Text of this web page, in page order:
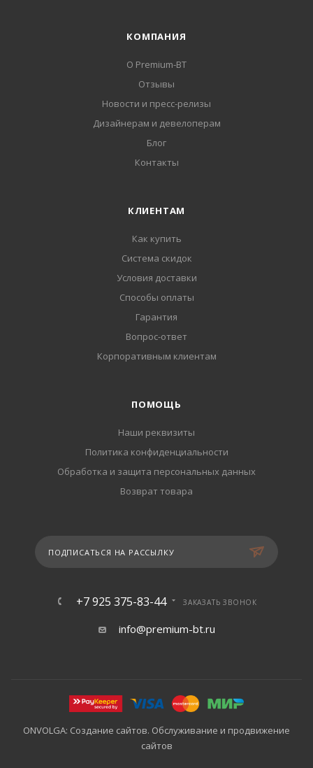
КОМПАНИЯ
О Premium-BT
Отзывы
Новости и пресс-релизы
Дизайнерам и девелоперам
Блог
Контакты
КЛИЕНТАМ
Как купить
Система скидок
Условия доставки
Способы оплаты
Гарантия
Вопрос-ответ
Корпоративным клиентам
ПОМОЩЬ
Наши реквизиты
Политика конфиденциальности
Обработка и защита персональных данных
Возврат товара
ПОДПИСАТЬСЯ НА РАССЫЛКУ
+7 925 375-83-44 ЗАКАЗАТЬ ЗВОНОК
info@premium-bt.ru
ONVOLGA: Создание сайтов. Обслуживание и продвижение
сайтов